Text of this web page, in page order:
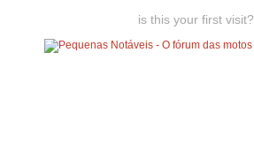
is this your first visit?